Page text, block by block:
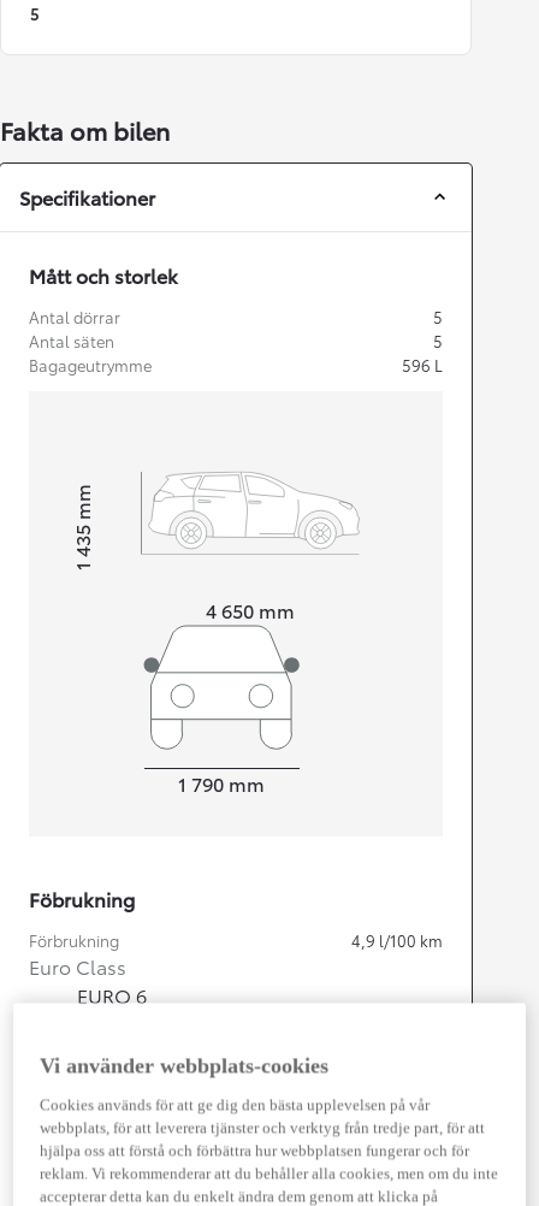
5
Fakta om bilen
Specifikationer
Mått och storlek
Antal dörrar
5
Antal säten
5
Bagageutrymme
596 L
4 650 mm
Height1 435
mm
1 790 mm
Föbrukning
Förbrukning 4,9 l/100 km
Euro Class
EURO 6
Motor
Cylindrar
4
Kapacitet
1 798 cc
Effekt
90 kw (122 hk)
Vi använder webbplats-cookies
Cookies används för att ge dig den bästa upplevelsen på vår
webbplats, för att leverera tjänster och verktyg från tredje part, för att
hjälpa oss att förstå och förbättra hur webbplatsen fungerar och för
reklam. Vi rekommenderar att du behåller alla cookies, men om du inte
accepterar detta kan du enkelt ändra dem genom att klicka på